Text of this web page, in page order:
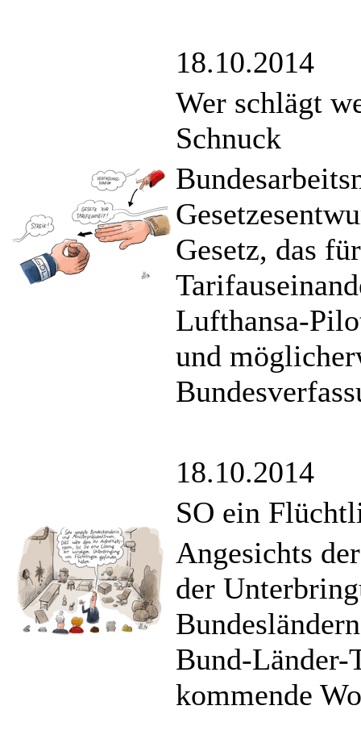
18.10.2014
Wer schlägt
Schnuck
Gesetz, das
Lufthansa-
und
18.10.2014
SO ein
Angesichts
der
Bund-Länder-
kommende